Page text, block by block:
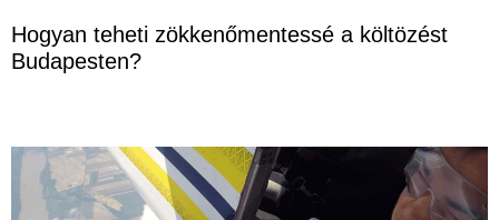
Hogyan teheti zökkenőmentessé a költözést
Budapesten?